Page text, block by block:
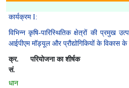
कार्यक्रम I:
विभिन्न कृषि-पारिस्थितिक क्षेत्रों की प्रमुख
आईपीएम मॉड्यूल और प्रौद्योगिकियों के विकास के
क्र.
सं.
परियोजना का शीर्षक
धान